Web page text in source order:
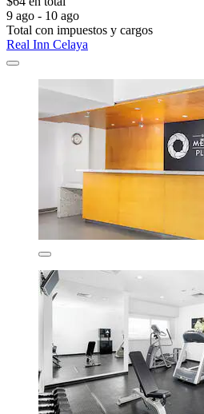
9 ago - 10 ago
Total con impuestos y cargos
Real Inn Celaya